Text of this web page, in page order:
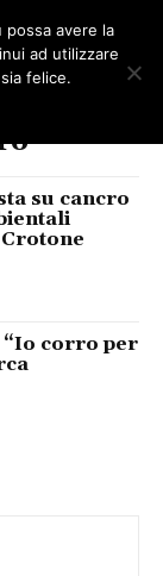
su cancro
corro per
avere la
ad utilizzare
felice.